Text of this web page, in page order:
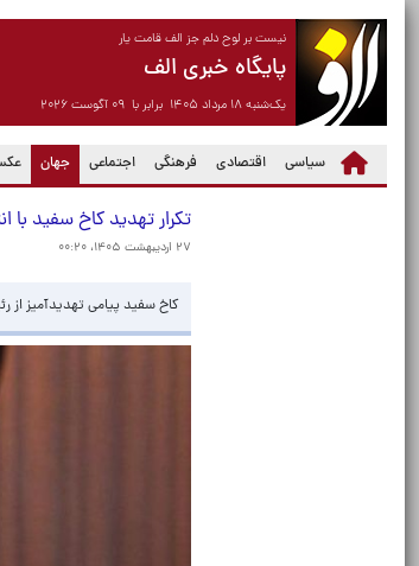
نیست بر لوح دلم جز الف قامت یار
پایگاه خبری الف
یک‌شنبه ۱۸ مرداد ۱۴۰۵ برابر با ۰۹ آگوست ۲۰۲۶
سیاسی اقتصادی فرهنگی اجتماعی جهان
(current)
تکرار تهدید کاخ سفید با
۲۷ اردیبهشت ۱۴۰۵، ۰۰:۲۰
کاخ سفید پیامی تهدیدآمیز از